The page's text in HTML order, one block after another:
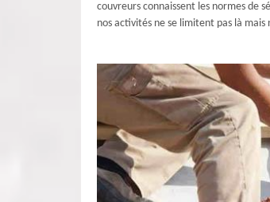
couvreurs connaissent les normes de
nos activités ne se limitent pas là